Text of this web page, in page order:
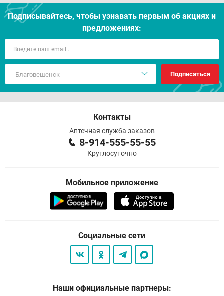
Подписывайтесь, чтобы узнавать первым об акцияx и
предложениях:
Подписаться
Контакты
Аптечная служба заказов
8-914-555-55-55
Круглосуточно
Мобильное приложение
Социальные сети
Наши официальные партнеры: